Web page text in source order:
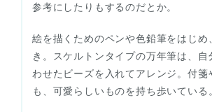
参考にしたりもするのだとか。
絵を描くためのペンや色鉛筆をはじめ
き。スケルトンタイプの万年筆は、自
わせたビーズを入れてアレンジ。付箋
も、可愛らしいものを持ち歩いている。